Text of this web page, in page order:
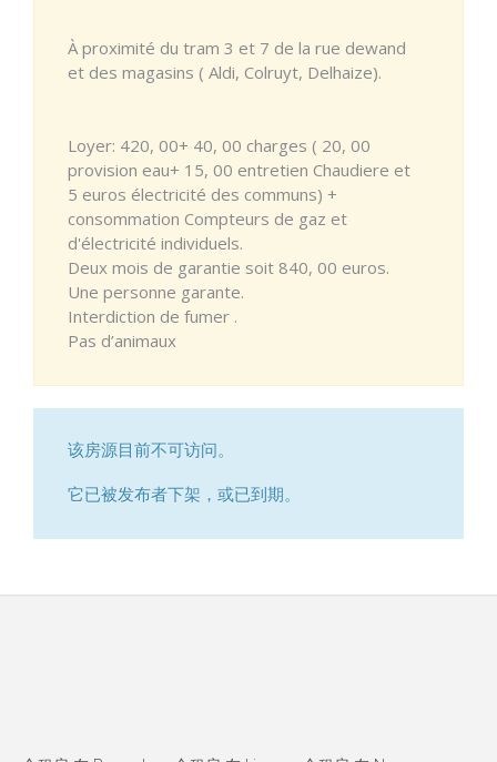
À proximité du tram 3 et 7 de la rue dewand
et des magasins ( Aldi, Colruyt, Delhaize).
Loyer: 420, 00+ 40, 00 charges ( 20, 00
provision eau+ 15, 00 entretien Chaudiere et
5 euros électricité des communs) +
consommation Compteurs de gaz et
d'électricité individuels.
Deux mois de garantie soit 840, 00 euros.
Une personne garante.
Interdiction de fumer .
Pas d’animaux
该房源目前不可访问。
它已被发布者下架，或已到期。